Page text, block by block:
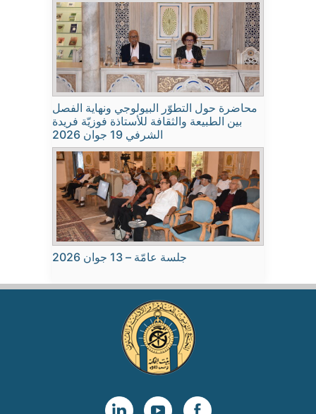
محاضرة حول التطوّر البيولوجي ونهاية الفصل
بين الطبيعة والثقافة للأستاذة فوزيّة فريدة
الشرفي 19 جوان 2026
جلسة عامّة – 13 جوان 2026